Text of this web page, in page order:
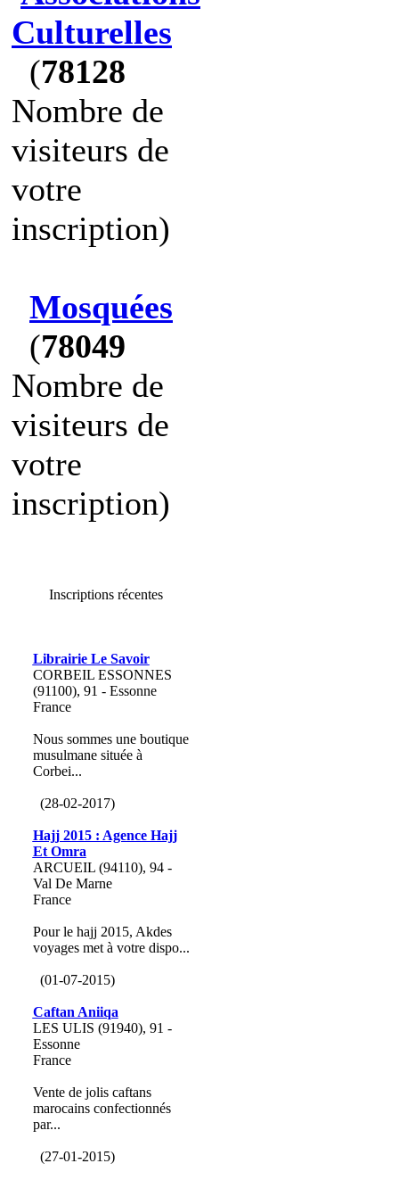
Culturelles
(78128
Nombre de
visiteurs de
votre
inscription)
Mosquées
(78049
Nombre de
visiteurs de
votre
inscription)
Inscriptions récentes
Librairie Le Savoir
CORBEIL ESSONNES
(91100), 91 - Essonne
France
Nous sommes une boutique
musulmane située à
Corbei...
(28-02-2017)
Hajj 2015 : Agence Hajj
Et Omra
ARCUEIL (94110), 94 -
Val De Marne
France
Pour le hajj 2015, Akdes
voyages met à votre dispo...
(01-07-2015)
Caftan Aniiqa
LES ULIS (91940), 91 -
Essonne
France
Vente de jolis caftans
marocains confectionnés
par...
(27-01-2015)